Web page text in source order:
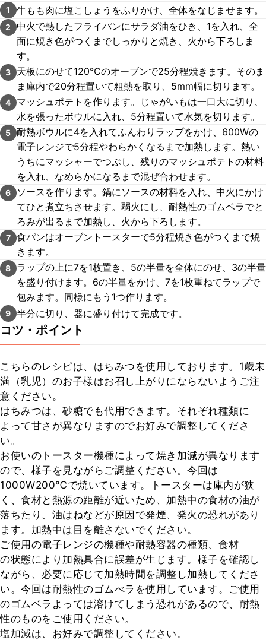
1 牛もも肉に塩こしょうをふりかけ、全体をなじませます。
2
中火で熱したフライパンにサラダ油をひき、1を入れ、全
面に焼き色がつくまでしっかりと焼き、火から下ろしま
す。
3
天板にのせて120℃のオーブンで25分程焼きます。そのま
ま庫内で20分程置いて粗熱を取り、5mm幅に切ります。
4
マッシュポテトを作ります。じゃがいもは一口大に切り、
水を張ったボウルに入れ、5分程置いて水気を切ります。
5 耐熱ボウルに4を入れてふんわりラップをかけ、600Wの
電子レンジで5分程やわらかくなるまで加熱します。熱い
うちにマッシャーでつぶし、残りのマッシュポテトの材料
を入れ、なめらかになるまで混ぜ合わせます。
6
ソースを作ります。鍋にソースの材料を入れ、中火にかけ
てひと煮立ちさせます。弱火にし、耐熱性のゴムベラでと
ろみが出るまで加熱し、火から下ろします。
7 食パンはオーブントースターで5分程焼き色がつくまで焼
きます。
8
ラップの上に7を1枚置き、5の半量を全体にのせ、3の半量
を盛り付けます。6の半量をかけ、7を1枚重ねてラップで
包みます。同様にもう1つ作ります。
9 半分に切り、器に盛り付けて完成です。
コツ・ポイント
こちらのレシピは、はちみつを使用しております。1歳未
満（乳児）のお子様はお召し上がりにならないようご注
意ください。
はちみつは、砂糖でも代用できます。それぞれ種類に
よって甘さが異なりますのでお好みで調整してくださ
い。
お使いのトースター機種によって焼き加減が異なります
ので、様子を見ながらご調整ください。今回は
1000W200℃で焼いています。トースターは庫内が狭
く、食材と熱源の距離が近いため、加熱中の食材の油が
落ちたり、油はねなどが原因で発煙、発火の恐れがあり
ます。加熱中は目を離さないでください。
ご使用の電子レンジの機種や耐熱容器の種類、食材
の状態により加熱具合に誤差が生じます。様子を確認し
ながら、必要に応じて加熱時間を調整し加熱してくださ
い。今回は耐熱性のゴムべラを使用しています。ご使用
のゴムベラよっては溶けてしまう恐れがあるので、耐熱
性のものをご使用ください。
塩加減は、お好みで調整してください。